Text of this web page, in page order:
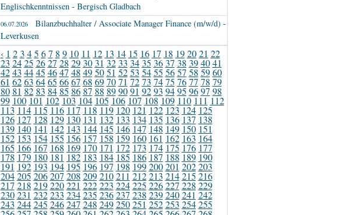
Englischkenntnissen - Bergisch Gladbach
06.07.2026
Bilanzbuchhalter / Associate Manager Finance (m/w/d) -
Leverkusen
‹ 1 2 3 4 5 6 7 8 9 10 11 12 13 14 15 16 17 18 19 20 21 22
23 24 25 26 27 28 29 30 31 32 33 34 35 36 37 38 39 40 41
42 43 44 45 46 47 48 49 50 51 52 53 54 55 56 57 58 59 60
61 62 63 64 65 66 67 68 69 70 71 72 73 74 75 76 77 78 79
80 81 82 83 84 85 86 87 88 89 90 91 92 93 94 95 96 97 98
99 100 101 102 103 104 105 106 107 108 109 110 111 112
113 114 115 116 117 118 119 120 121 122 123 124 125
126 127 128 129 130 131 132 133 134 135 136 137 138
139 140 141 142 143 144 145 146 147 148 149 150 151
152 153 154 155 156 157 158 159 160 161 162 163 164
165 166 167 168 169 170 171 172 173 174 175 176 177
178 179 180 181 182 183 184 185 186 187 188 189 190
191 192 193 194 195 196 197 198 199 200 201 202 203
204 205 206 207 208 209 210 211 212 213 214 215 216
217 218 219 220 221 222 223 224 225 226 227 228 229
230 231 232 233 234 235 236 237 238 239 240 241 242
243 244 245 246 247 248 249 250 251 252 253 254 255